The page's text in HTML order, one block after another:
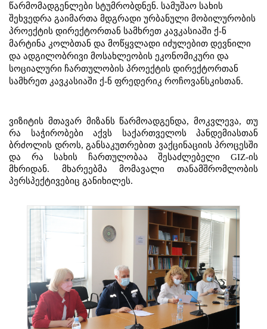
წარმომადგენლები სტუმრობდნენ. სამუშაო სახის
შეხვედრა გაიმართა მდგრადი ურბანული მობილურობის
პროექტის დირექტორთან სამხრეთ კავკასიაში ქ-ნ
მარტინა კოლბთან და მოწყვლადი იძულებით დევნილი
და ადგილობრივი მოსახლეობის ეკონომიკური და
სოციალური ჩართულობის პროექტის დირექტორთან
სამხრეთ კავკასიაში ქ-ნ ფრედერიკ როჩოვანსკისთან.
ვიზიტის მთავარ მიზანს წარმოადგენდა, მოკვლევა, თუ
რა საჭირობები აქვს საქართველოს პანდემიასთან
ბრძოლის დროს, განსაკუთრებით ვაქცინაციის პროცესში
და რა სახის ჩართულობაა შესაძლებელი GIZ-ის
მხრიდან. მხარეებმა მომავალი თანამშრომლობის
პერსპექტივებიც განიხილეს.